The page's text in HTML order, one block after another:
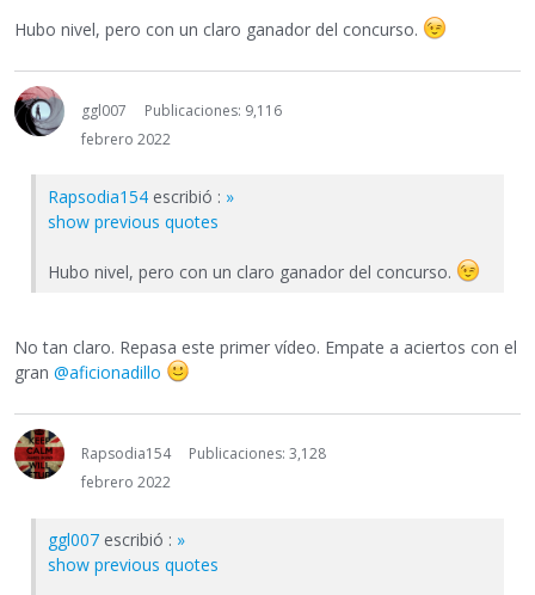
Hubo nivel, pero con un claro ganador del concurso.
ggl007
Publicaciones: 9,116
febrero 2022
Rapsodia154 escribió : »
show previous quotes
Hubo nivel, pero con un claro ganador del concurso.
No tan claro. Repasa este primer vídeo. Empate a aciertos con el
gran @aficionadillo
Rapsodia154
Publicaciones: 3,128
febrero 2022
ggl007 escribió : »
show previous quotes